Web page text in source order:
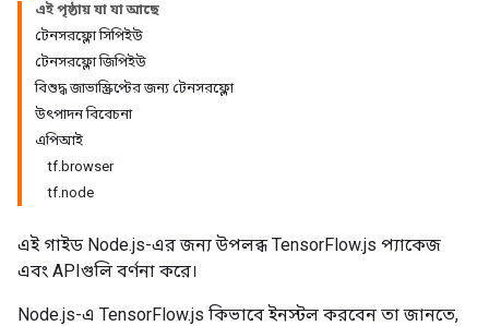
এই পৃষ্ঠায় যা যা আছে
টেনসরফ্লো সিপিইউ
টেনসরফ্লো জিপিইউ
বিশুদ্ধ জাভাস্ক্রিপ্টের জন্য টেনসরফ্লো
উৎপাদন বিবেচনা
এপিআই
tf.browser
tf.node
এই গাইড Node.js-এর জন্য উপলব্ধ TensorFlow.js প্যাকেজ
এবং APIগুলি বর্ণনা করে।
Node.js-এ TensorFlow.js কিভাবে ইনস্টল করবেন তা জানতে,